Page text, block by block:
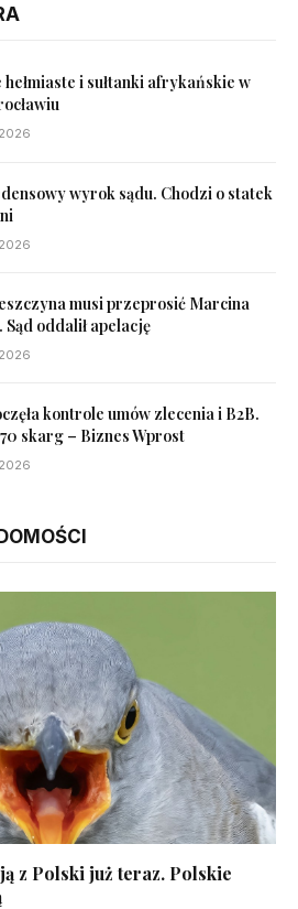
hełmiaste i sułtanki afrykańskie w
wyrok sądu. Chodzi o statek
musi przeprosić Marcina
Sąd oddalił apelację
kontrole umów zlecenia i B2B.
70 skarg – Biznes Wprost
z Polski już teraz. Polskie